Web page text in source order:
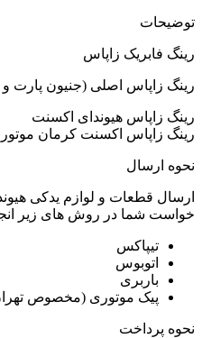
توضیحات
رینگ فابریک زاپاس
رینگ زاپاس اصلی (جنیون پارت
رینگ زاپاس هیوندای اکسنت
رینگ زاپاس اکسنت کرمان موتور
نحوه ارسال
ارسال قطعات و لوازم یدکی
خواست شما در روش های زیر
تیپاکس
اتوبوس
باربری
پیک موتوری (مخصوص
نحوه پرداخت